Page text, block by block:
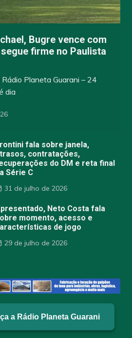
Bugre vence com
firme no Paulista
Rádio Planeta Guarani – 24
dia
fala sobre janela,
contratações,
do DM e reta final
Série C
31 de julho de 2026
Neto Costa fala
momento, acesso e
de jogo
29 de julho de 2026
a Rádio Planeta Guarani